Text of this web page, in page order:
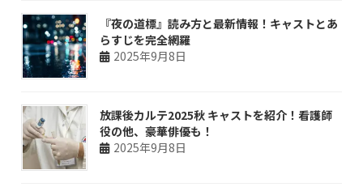
『夜の道標』読み方と最新情報！キャストとあ
らすじを完全網羅
2025年9月8日
放課後カルテ2025秋 キャストを紹介！看護師
役の他、豪華俳優も！
2025年9月8日